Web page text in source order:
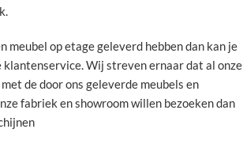
meubel op etage geleverd hebben dan kan je
klantenservice. Wij streven ernaar dat al onze
de door ons geleverde meubels en
fabriek en showroom willen bezoeken dan